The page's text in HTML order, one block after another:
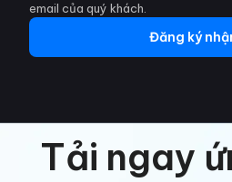
email của quý khách.
Đăng ký
Tải ngay